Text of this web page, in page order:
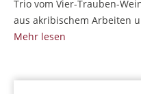
Trio vom Vier-Trauben-
aus akribischem Arbeiten
Mehr lesen